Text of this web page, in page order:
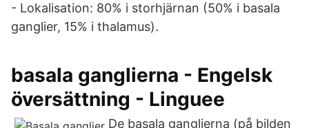
- Lokalisation: 80% i storhjärnan (50% i basala
ganglier, 15% i thalamus).
basala ganglierna - Engelsk
översättning - Linguee
De basala ganglierna (på bilden